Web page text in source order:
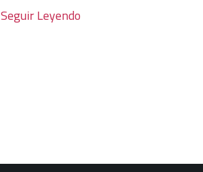
Seguir Leyendo